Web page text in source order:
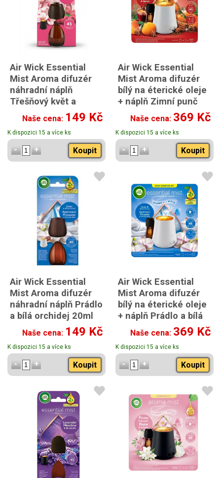
Air Wick Essential
Mist Aroma difuzér
náhradní náplň
Třešňový květ a
malina 20ml
Naše cena: 149 Kč
K dispozici 15 a více ks
Koupit
Air Wick Essential
Mist Aroma difuzér
bílý na éterické oleje
+ náplň Zimní punč
20ml
Naše cena: 369 Kč
K dispozici 15 a více ks
Koupit
Air Wick Essential
Mist Aroma difuzér
náhradní náplň Prádlo
a bílá orchidej 20ml
Naše cena: 149 Kč
K dispozici 15 a více ks
Koupit
Air Wick Essential
Mist Aroma difuzér
bílý na éterické oleje
+ náplň Prádlo a bílá
orchidej 20ml
Naše cena: 369 Kč
K dispozici 15 a více ks
Koupit